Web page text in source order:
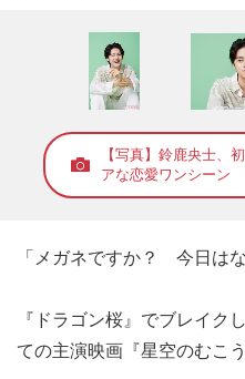
【写真】鈴鹿央士、
アな恋愛ワンシーン
「メガネですか？ 今日は
『ドラゴン桜』でブレイク
ての主演映画『星空のむこ